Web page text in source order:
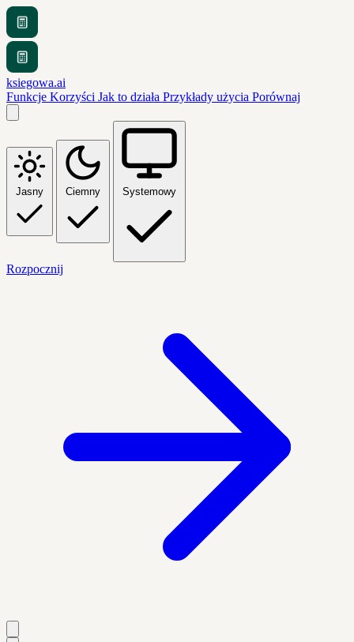
ksiegowa.ai
Funkcje Korzyści Jak to działa Przykłady użycia Porównaj
Jasny Ciemny Systemowy
Rozpocznij